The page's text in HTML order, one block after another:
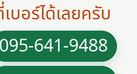
บอร์ได้เลยครับ
095-641-9488